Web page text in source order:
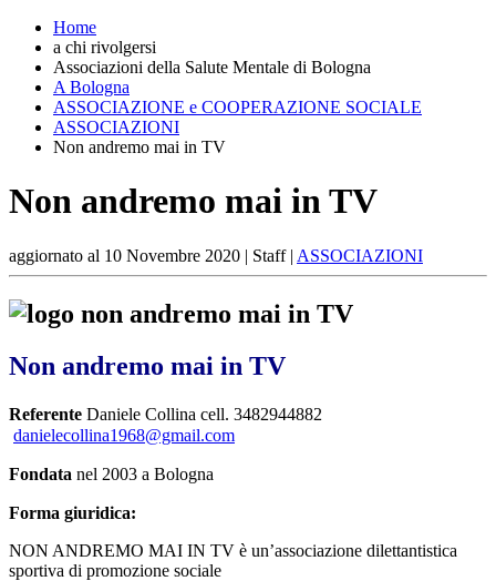
Home
a chi rivolgersi
Associazioni della Salute Mentale di Bologna
A Bologna
ASSOCIAZIONE e COOPERAZIONE SOCIALE
ASSOCIAZIONI
Non andremo mai in TV
Non andremo mai in TV
aggiornato al 10 Novembre 2020 | Staff | ASSOCIAZIONI
Non andremo mai in TV
Referente Daniele Collina cell. 3482944882
danielecollina1968@gmail.com
Fondata nel 2003 a Bologna
Forma giuridica:
NON ANDREMO MAI IN TV è un’associazione dilettantistica
sportiva di promozione sociale